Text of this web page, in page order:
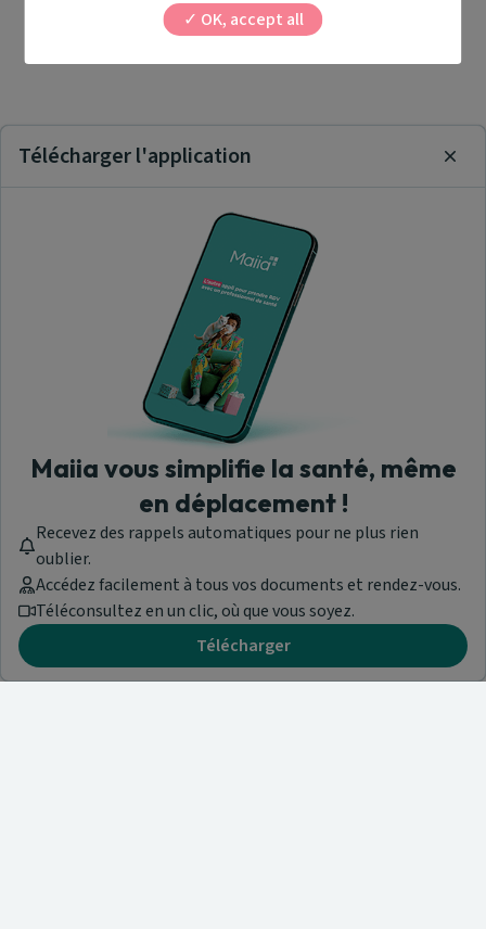
Télécharger l'application
Maiia vous simplifie la santé, même
en déplacement !
Recevez des rappels automatiques pour ne plus rien
oublier.
Accédez facilement à tous vos documents et rendez-vous.
Téléconsultez en un clic, où que vous soyez.
Télécharger
OK, accept all